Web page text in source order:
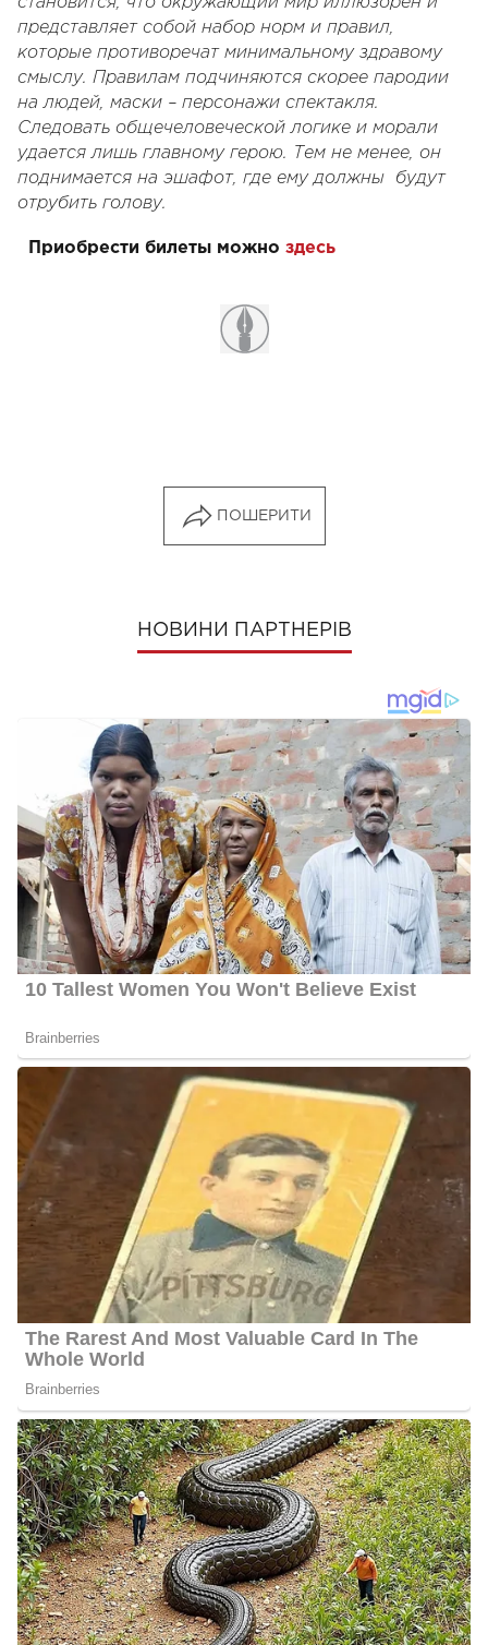
представляет собой набор норм и правил,
которые противоречат минимальному здравому
смыслу. Правилам подчиняются скорее пародии
на людей, маски – персонажи спектакля.
Следовать общечеловеческой логике и морали
удается лишь главному герою. Тем не менее, он
поднимается на эшафот, где ему должны будут
отрубить голову.
Приобрести билеты можно здесь
ПОШЕРИТИ
НОВИНИ ПАРТНЕРІВ